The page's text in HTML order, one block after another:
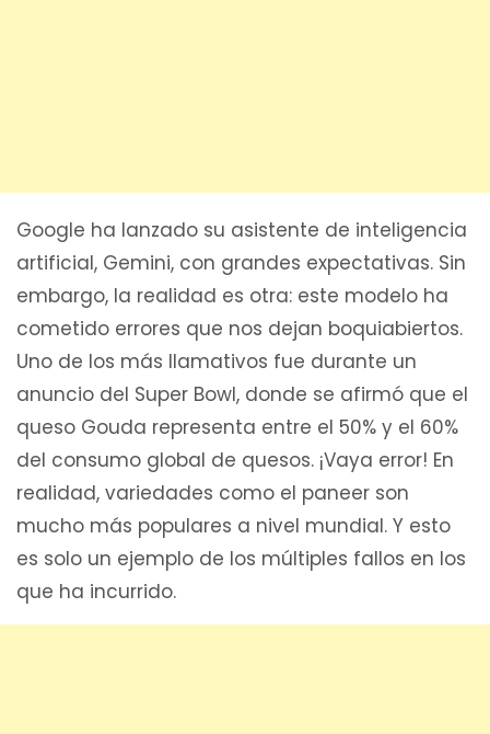
Google ha lanzado su asistente de inteligencia
artificial, Gemini, con grandes expectativas. Sin
embargo, la realidad es otra: este modelo ha
cometido errores que nos dejan boquiabiertos.
Uno de los más llamativos fue durante un
anuncio del Super Bowl, donde se afirmó que el
queso Gouda representa entre el 50% y el 60%
del consumo global de quesos. ¡Vaya error! En
realidad, variedades como el paneer son
mucho más populares a nivel mundial. Y esto
es solo un ejemplo de los múltiples fallos en los
que ha incurrido.